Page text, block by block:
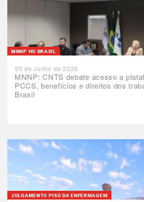
MNNP: CNTS debate acesso a
PCCS, benefícios e direitos dos
Brasil
MNNP HU BRASIL
05 de Junho de 2026
JULGAMENTO PISO DA ENFERMAGEM